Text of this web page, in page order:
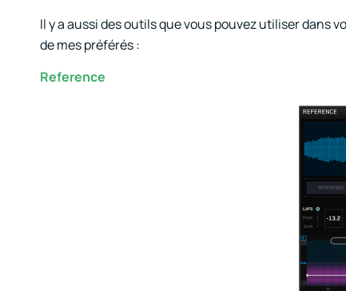
Il y a aussi des outils que vous pouvez utiliser dans
de mes préférés :
Reference